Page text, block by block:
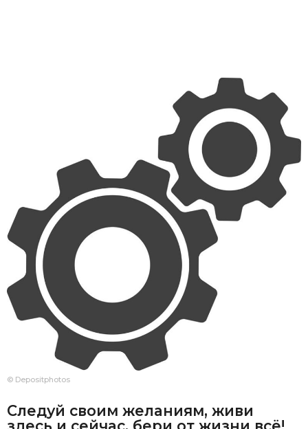
© Depositphotos
Следуй своим желаниям, живи